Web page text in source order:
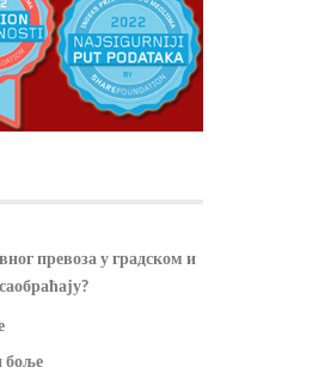
превоза у градском и
боље